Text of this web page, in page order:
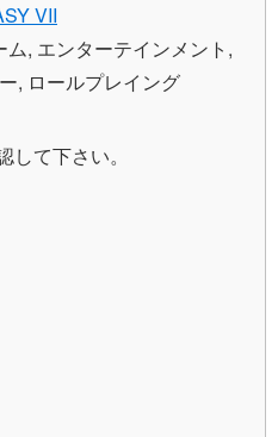
VII
ム, エンターテインメント,
, ロールプレイング
て下さい。